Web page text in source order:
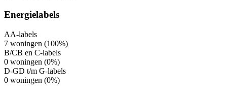
Energielabels
AA-labels
7 woningen (100%)
B/CB en C-labels
0 woningen (0%)
D-GD t/m G-labels
0 woningen (0%)